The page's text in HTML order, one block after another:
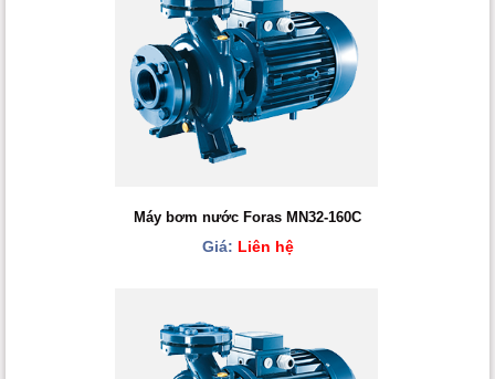
Máy bơm nước Foras MN32-160C
Giá: Liên hệ